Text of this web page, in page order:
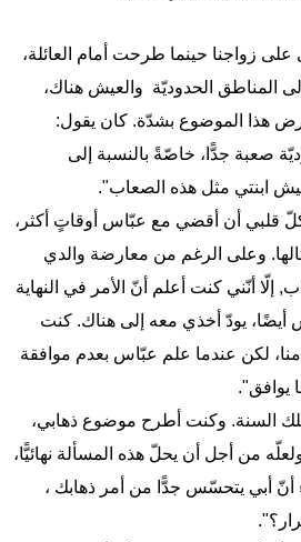
زواجنا حينما طرحت أمام العائلة،
المناطق الحدوديّة والعيش هناك،
هذا الموضوع بشدّة. كان يقول:
صعبة جدًّا، خاصّةً بالنسبة إلى
تعيش ابنتي مثل هذه الصعاب".
قلبي أن أقضي مع عبّاس أوقاتٍ أكثر،
وعلى الرغم من معارضة والدي
أنّني كنت أعلم أنّ الأمر في النهاية
يودّ أخذي معه إلى هناك. كنت
لكن عندما علم عبّاس بعدم موافقة
يوافق".
السنة. وكنت أطرح موضوع ذهابي،
من أجل أن يحلّ هذه المسألة نهائيًّا،
أنّ أبي يتحسّس جدًّا من أمر ذهابك ،